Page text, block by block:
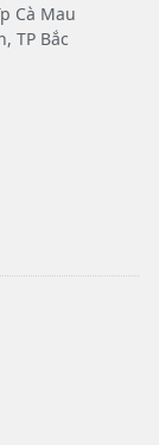
Cà Mau
TP Bắc